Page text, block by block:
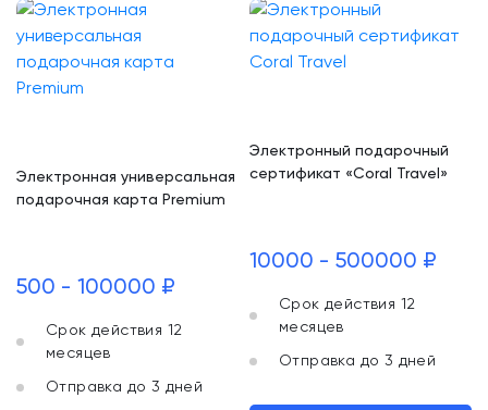
Электронная универсальная
подарочная карта Premium
500 - 100000 ₽
Срок действия 12
месяцев
Отправка до 3 дней
Электронный подарочный
сертификат «Coral Travel»
10000 - 500000 ₽
Срок действия 12
месяцев
Отправка до 3 дней